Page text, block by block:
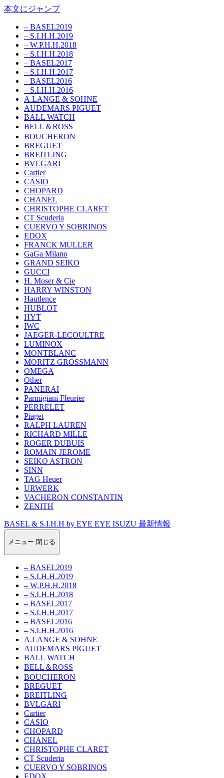
本文にジャンプ
– BASEL2019
– S.I.H.H.2019
– W.P.H.H.2018
– S.I.H.H.2018
– BASEL2017
– S.I.H.H.2017
– BASEL2016
– S.I.H.H.2016
A.LANGE & SOHNE
AUDEMARS PIGUET
BALL WATCH
BELL＆ROSS
BOUCHERON
BREGUET
BREITLING
BVLGARI
Cartier
CASIO
CHOPARD
CHANEL
CHRISTOPHE CLARET
CT Scuderia
CUERVO Y SOBRINOS
EDOX
FRANCK MULLER
GaGa Milano
GRAND SEIKO
GUCCI
H. Moser & Cie
HARRY WINSTON
Hautlence
HUBLOT
HYT
IWC
JAEGER-LECOULTRE
LUMINOX
MONTBLANC
MORITZ GROSSMANN
OMEGA
Other
PANERAI
Parmigiani Fleurier
PERRELET
Piaget
RALPH LAUREN
RICHARD MILLE
ROGER DUBUIS
ROMAIN JEROME
SEIKO ASTRON
SINN
TAG Heuer
URWERK
VACHERON CONSTANTIN
ZENITH
BASEL & S.I.H.H by EYE EYE ISUZU 最新情報
メニュー 閉じる
– BASEL2019
– S.I.H.H.2019
– W.P.H.H.2018
– S.I.H.H.2018
– BASEL2017
– S.I.H.H.2017
– BASEL2016
– S.I.H.H.2016
A.LANGE & SOHNE
AUDEMARS PIGUET
BALL WATCH
BELL＆ROSS
BOUCHERON
BREGUET
BREITLING
BVLGARI
Cartier
CASIO
CHOPARD
CHANEL
CHRISTOPHE CLARET
CT Scuderia
CUERVO Y SOBRINOS
EDOX